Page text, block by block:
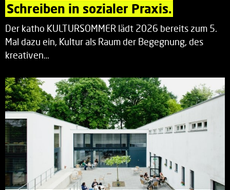
Schreiben in sozialer Praxis.
Der katho KULTURSOMMER lädt 2026 bereits zum 5.
Mal dazu ein, Kultur als Raum der Begegnung, des
kreativen…